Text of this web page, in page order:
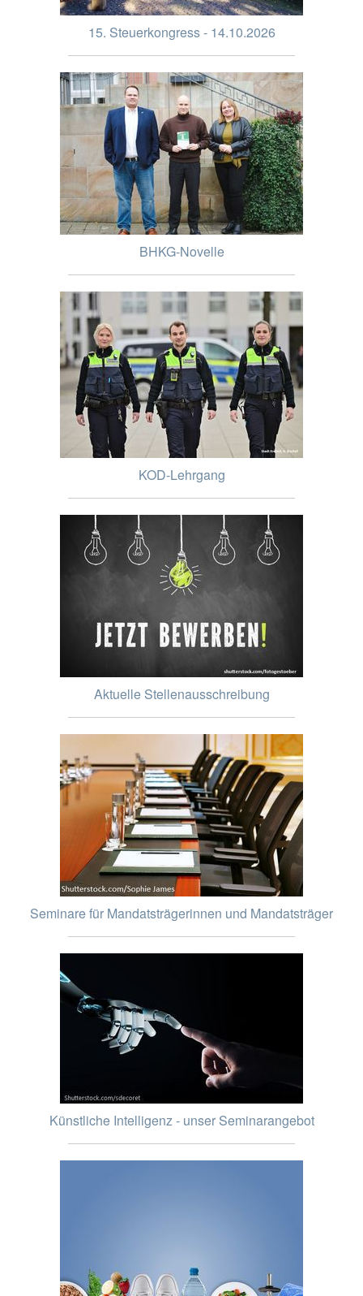
15. Steuerkongress - 14.10.2026
BHKG-Novelle
KOD-Lehrgang
Aktuelle Stellenausschreibung
Seminare für Mandatsträgerinnen und Mandatsträger
Künstliche Intelligenz - unser Seminarangebot